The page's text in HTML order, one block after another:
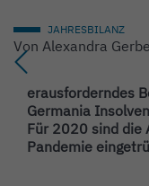
JAHRESBILANZ
Von Alexandra
erausforderndes
Germania
Für 2020 sind die
Pandemie